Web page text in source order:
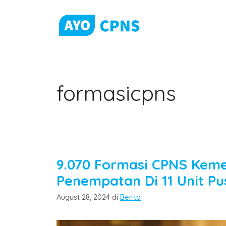
formasicpns
9.070 Formasi CPNS
Penempatan Di 11 Unit
August 28, 2024 di Categories
Berita